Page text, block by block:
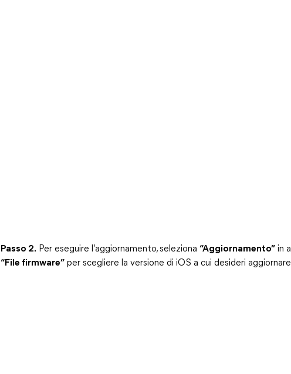
Passo 2. Per eseguire l’aggiornamento, seleziona “Aggiornamento” in
“File firmware” per scegliere la versione di iOS a cui desideri